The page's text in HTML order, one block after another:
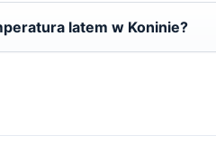
latem w Koninie?